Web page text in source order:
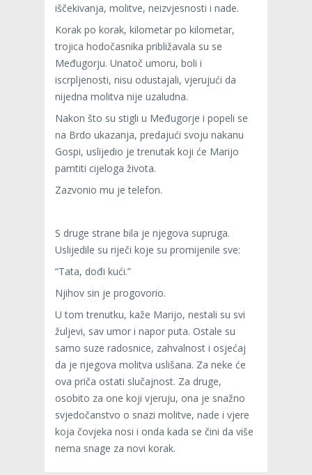
iščekivanja, molitve, neizvjesnosti i nade.
Korak po korak, kilometar po kilometar,
trojica hodočasnika približavala su se
Međugorju. Unatoč umoru, boli i
iscrpljenosti, nisu odustajali, vjerujući da
nijedna molitva nije uzaludna.
Nakon što su stigli u Međugorje i popeli se
na Brdo ukazanja, predajući svoju nakanu
Gospi, uslijedio je trenutak koji će Marijo
pamtiti cijeloga života.
Zazvonio mu je telefon.
S druge strane bila je njegova supruga.
Uslijedile su riječi koje su promijenile sve:
“Tata, dođi kući.”
Njihov sin je progovorio.
U tom trenutku, kaže Marijo, nestali su svi
žuljevi, sav umor i napor puta. Ostale su
samo suze radosnice, zahvalnost i osjećaj
da je njegova molitva uslišana. Za neke će
ova priča ostati slučajnost. Za druge,
osobito za one koji vjeruju, ona je snažno
svjedočanstvo o snazi molitve, nade i vjere
koja čovjeka nosi i onda kada se čini da više
nema snage za novi korak.